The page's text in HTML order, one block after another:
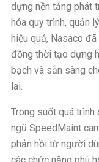
dựng nền tảng phát
hóa quy trình, quản
hiệu quả, Nasaco
đồng thời tạo dựng
bạch và sẵn sàng
lai.
Trong suốt quá trình
ngũ SpeedMaint
phản hồi từ người